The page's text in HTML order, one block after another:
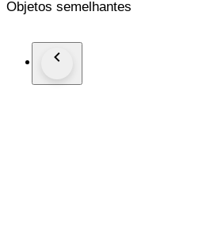
Good fine, nice old cabinet patina.
10065 2024-6392
Objetos semelhantes